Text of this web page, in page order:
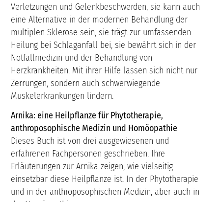
Verletzungen und Gelenkbeschwerden, sie kann auch
eine Alternative in der modernen Behandlung der
multiplen Sklerose sein, sie trägt zur umfassenden
Heilung bei Schlaganfall bei, sie bewährt sich in der
Notfallmedizin und der Behandlung von
Herzkrankheiten. Mit ihrer Hilfe lassen sich nicht nur
Zerrungen, sondern auch schwerwiegende
Muskelerkrankungen lindern.
Arnika: eine Heilpflanze für Phytotherapie,
anthroposophische Medizin und Homöopathie
Dieses Buch ist von drei ausgewiesenen und
erfahrenen Fachpersonen geschrieben. Ihre
Erläuterungen zur Arnika zeigen, wie vielseitig
einsetzbar diese Heilpflanze ist. In der Phytotherapie
und in der anthroposophischen Medizin, aber auch in